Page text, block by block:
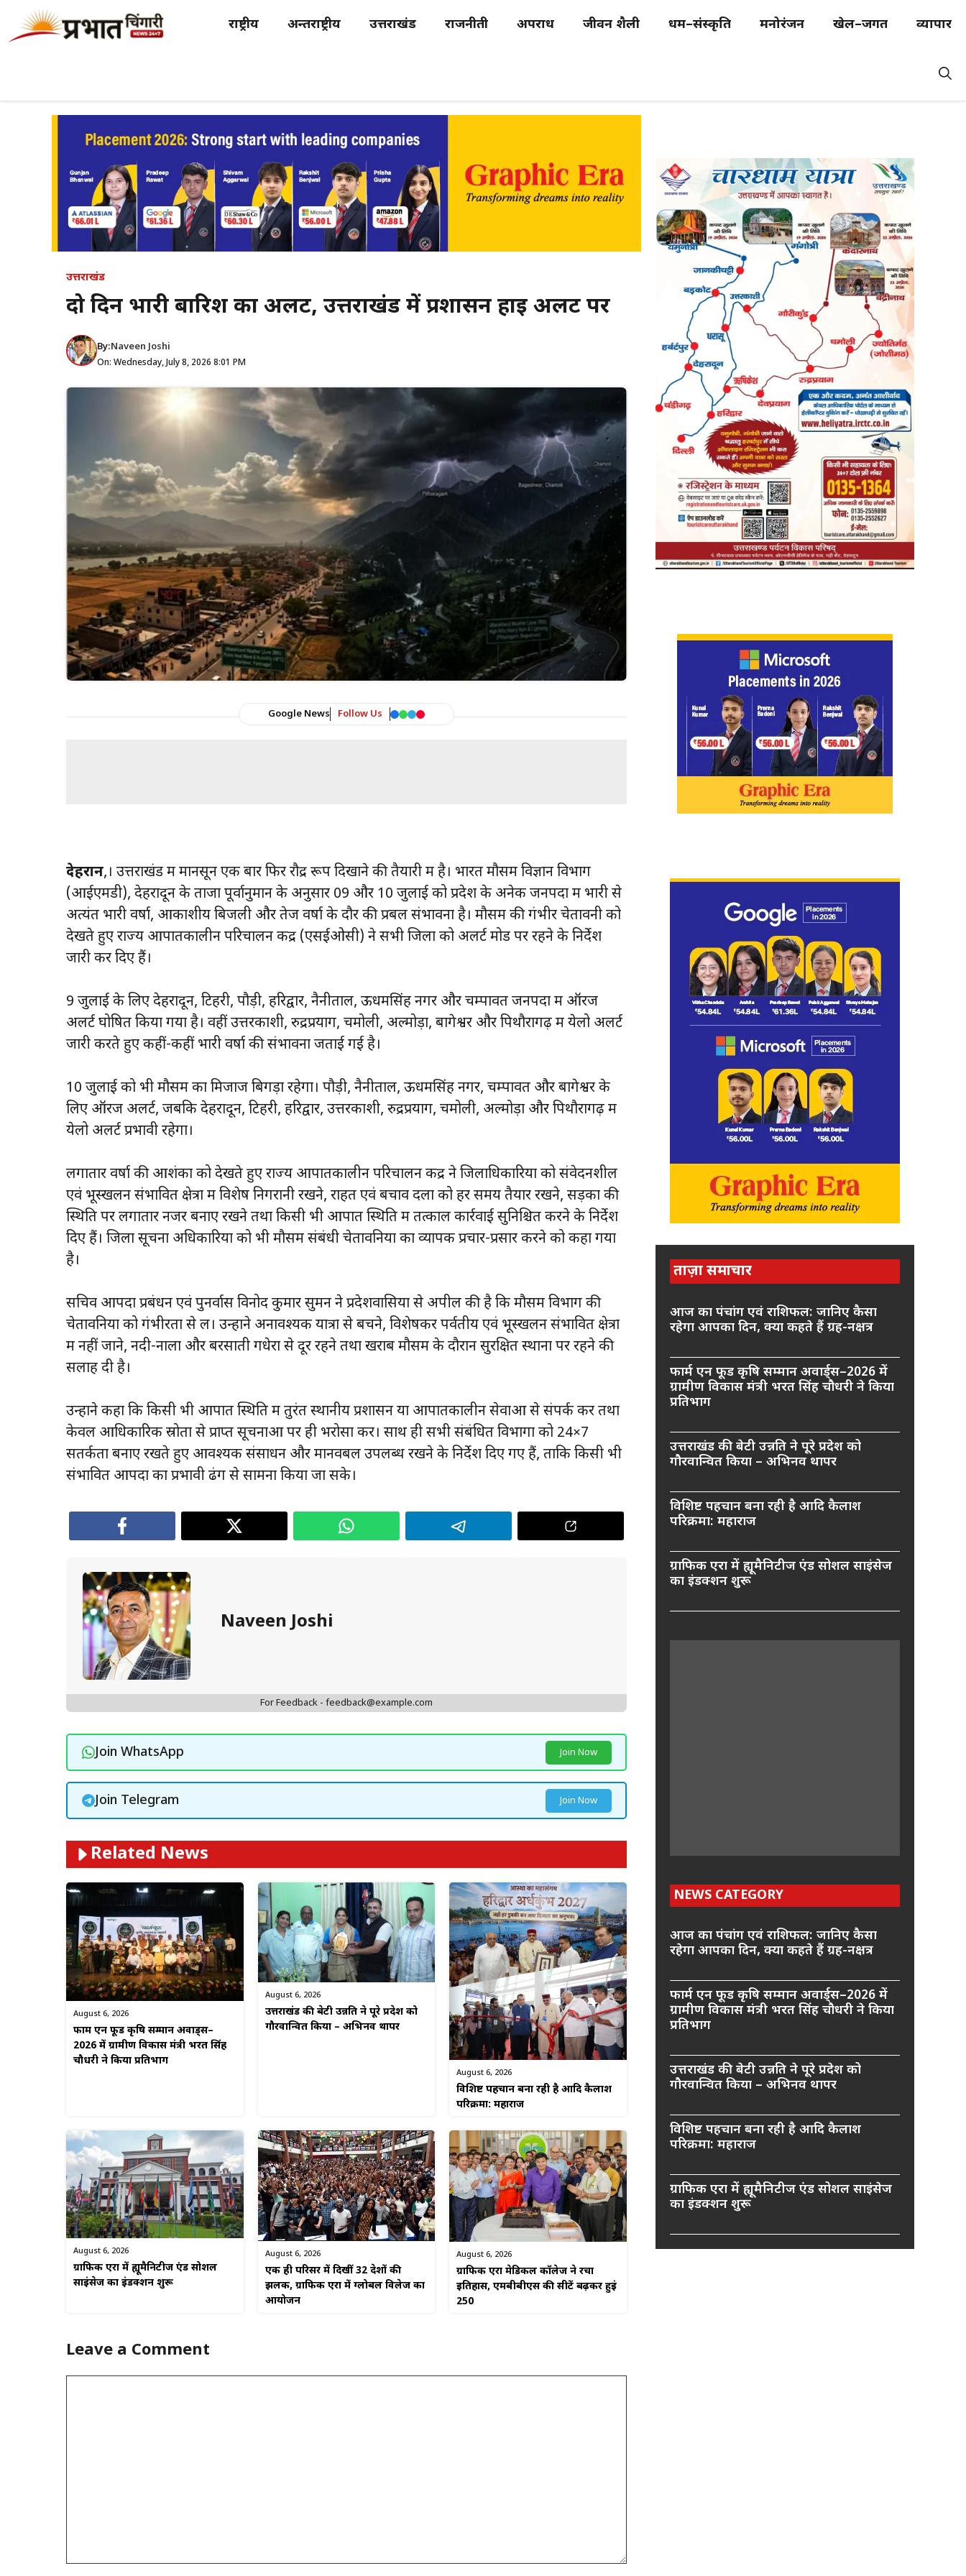
राष्ट्रीय अन्तर्राष्ट्रीय उत्तराखंड राजनीती अपराध जीवन शैली धर्म–संस्कृति मनोरंजन खेल–जगत व्यापार
उत्तराखंड
दो दिन भारी बारिश का अलर्ट, उत्तराखंड में प्रशासन हाई अलर्ट पर
By:Naveen Joshi
On: Wednesday, July 8, 2026 8:01 PM
Google News Follow Us
देहरादून,। उत्तराखंड में मानसून एक बार फिर रौद्र रूप दिखाने की तैयारी में है। भारत मौसम विज्ञान विभाग
(आईएमडी), देहरादून के ताजा पूर्वानुमान के अनुसार 09 और 10 जुलाई को प्रदेश के अनेक जनपदों में भारी से
अत्यंत भारी वर्षा, आकाशीय बिजली और तेज वर्षा के दौर की प्रबल संभावना है। मौसम की गंभीर चेतावनी को
देखते हुए राज्य आपातकालीन परिचालन केंद्र (एसईओसी) ने सभी जिलों को अलर्ट मोड पर रहने के निर्देश
जारी कर दिए हैं।
9 जुलाई के लिए देहरादून, टिहरी, पौड़ी, हरिद्वार, नैनीताल, ऊधमसिंह नगर और चम्पावत जनपदों में ऑरेंज
अलर्ट घोषित किया गया है। वहीं उत्तरकाशी, रुद्रप्रयाग, चमोली, अल्मोड़ा, बागेश्वर और पिथौरागढ़ में येलो अलर्ट
जारी करते हुए कहीं-कहीं भारी वर्षा की संभावना जताई गई है।
10 जुलाई को भी मौसम का मिजाज बिगड़ा रहेगा। पौड़ी, नैनीताल, ऊधमसिंह नगर, चम्पावत और बागेश्वर के
लिए ऑरेंज अलर्ट, जबकि देहरादून, टिहरी, हरिद्वार, उत्तरकाशी, रुद्रप्रयाग, चमोली, अल्मोड़ा और पिथौरागढ़ में
येलो अलर्ट प्रभावी रहेगा।
लगातार वर्षा की आशंका को देखते हुए राज्य आपातकालीन परिचालन केंद्र ने जिलाधिकारियों को संवेदनशील
एवं भूस्खलन संभावित क्षेत्रों में विशेष निगरानी रखने, राहत एवं बचाव दलों को हर समय तैयार रखने, सड़कों की
स्थिति पर लगातार नजर बनाए रखने तथा किसी भी आपात स्थिति में तत्काल कार्रवाई सुनिश्चित करने के निर्देश
दिए हैं। जिला सूचना अधिकारियों को भी मौसम संबंधी चेतावनियों का व्यापक प्रचार-प्रसार करने को कहा गया
है।
सचिव आपदा प्रबंधन एवं पुनर्वास विनोद कुमार सुमन ने प्रदेशवासियों से अपील की है कि मौसम विभाग की
चेतावनियों को गंभीरता से लें। उन्होंने अनावश्यक यात्रा से बचने, विशेषकर पर्वतीय एवं भूस्खलन संभावित क्षेत्रों
में नहीं जाने, नदी-नालों और बरसाती गधेरों से दूर रहने तथा खराब मौसम के दौरान सुरक्षित स्थानों पर रहने की
सलाह दी है।
उन्होंने कहा कि किसी भी आपात स्थिति में तुरंत स्थानीय प्रशासन या आपातकालीन सेवाओं से संपर्क करें तथा
केवल आधिकारिक स्रोतों से प्राप्त सूचनाओं पर ही भरोसा करें। साथ ही सभी संबंधित विभागों को 24×7
सतर्कता बनाए रखते हुए आवश्यक संसाधन और मानवबल उपलब्ध रखने के निर्देश दिए गए हैं, ताकि किसी भी
संभावित आपदा का प्रभावी ढंग से सामना किया जा सके।
Naveen Joshi
For Feedback - feedback@example.com
Join WhatsApp Join Now
Join Telegram Join Now
Related News
August 6, 2026
फार्म एन फूड कृषि सम्मान अवार्ड्स–
2026 में ग्रामीण विकास मंत्री भरत सिंह
चौधरी ने किया प्रतिभाग
August 6, 2026
उत्तराखंड की बेटी उन्नति ने पूरे प्रदेश को
गौरवान्वित किया – अभिनव थापर
August 6, 2026
विशिष्ट पहचान बना रही है आदि कैलाश
परिक्रमा: महाराज
August 6, 2026
ग्राफिक एरा में ह्यूमैनिटीज एंड सोशल
साइंसेज का इंडक्शन शुरू
August 6, 2026
एक ही परिसर में दिखीं 32 देशों की
झलक, ग्राफिक एरा में ग्लोबल विलेज का
आयोजन
August 6, 2026
ग्राफिक एरा मेडिकल कॉलेज ने रचा
इतिहास, एमबीबीएस की सीटें बढ़कर हुईं
250
Leave a Comment
ताज़ा समाचार
आज का पंचांग एवं राशिफल: जानिए कैसा
रहेगा आपका दिन, क्या कहते हैं ग्रह-नक्षत्र
फार्म एन फूड कृषि सम्मान अवार्ड्स–2026 में
ग्रामीण विकास मंत्री भरत सिंह चौधरी ने किया
प्रतिभाग
उत्तराखंड की बेटी उन्नति ने पूरे प्रदेश को
गौरवान्वित किया – अभिनव थापर
विशिष्ट पहचान बना रही है आदि कैलाश
परिक्रमा: महाराज
ग्राफिक एरा में ह्यूमैनिटीज एंड सोशल साइंसेज
का इंडक्शन शुरू
NEWS CATEGORY
आज का पंचांग एवं राशिफल: जानिए कैसा
रहेगा आपका दिन, क्या कहते हैं ग्रह-नक्षत्र
फार्म एन फूड कृषि सम्मान अवार्ड्स–2026 में
ग्रामीण विकास मंत्री भरत सिंह चौधरी ने किया
प्रतिभाग
उत्तराखंड की बेटी उन्नति ने पूरे प्रदेश को
गौरवान्वित किया – अभिनव थापर
विशिष्ट पहचान बना रही है आदि कैलाश
परिक्रमा: महाराज
ग्राफिक एरा में ह्यूमैनिटीज एंड सोशल साइंसेज
का इंडक्शन शुरू